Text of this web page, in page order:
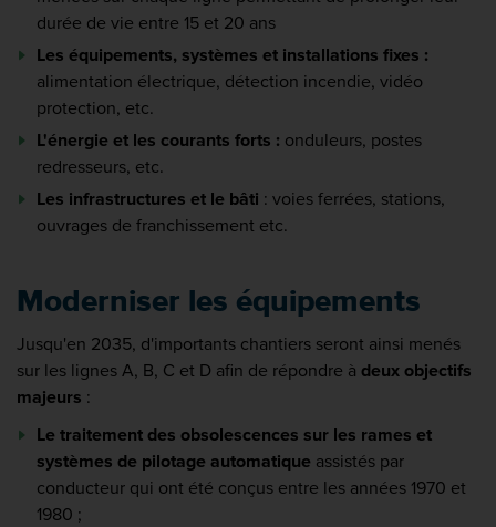
durée de vie entre 15 et 20 ans
Les équipements, systèmes et installations fixes :
alimentation électrique, détection incendie, vidéo
protection, etc.
L'énergie et les courants forts : onduleurs, postes
redresseurs, etc.
Les infrastructures et le bâti : voies ferrées, stations,
ouvrages de franchissement etc.
Moderniser les équipements
Jusqu'en 2035, d'importants chantiers seront ainsi menés
sur les lignes A, B, C et D afin de répondre à deux objectifs
majeurs :
Le traitement des obsolescences sur les rames et
systèmes de pilotage automatique assistés par
conducteur qui ont été conçus entre les années 1970 et
1980 ;